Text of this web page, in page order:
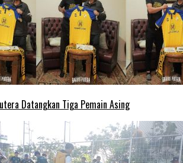
Datangkan Tiga Pemain Asing